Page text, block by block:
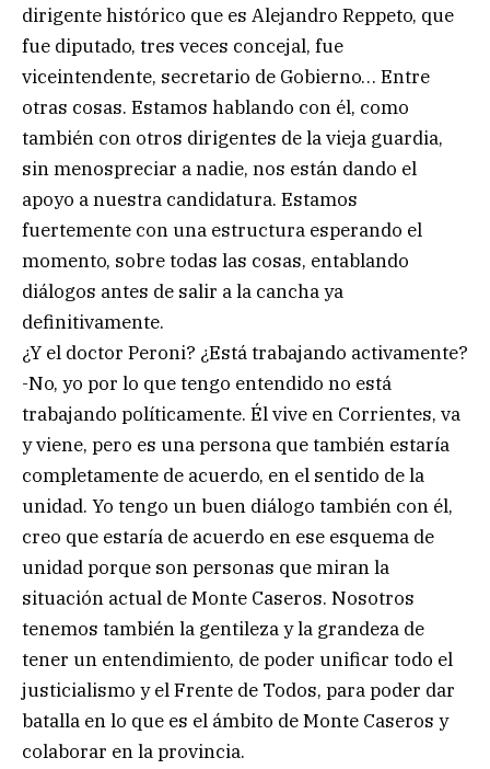
dirigente histórico que es Alejandro Reppeto, que
fue diputado, tres veces concejal, fue
viceintendente, secretario de Gobierno… Entre
otras cosas. Estamos hablando con él, como
también con otros dirigentes de la vieja guardia,
sin menospreciar a nadie, nos están dando el
apoyo a nuestra candidatura. Estamos
fuertemente con una estructura esperando el
momento, sobre todas las cosas, entablando
diálogos antes de salir a la cancha ya
definitivamente.
¿Y el doctor Peroni? ¿Está trabajando activamente?
-No, yo por lo que tengo entendido no está
trabajando políticamente. Él vive en Corrientes, va
y viene, pero es una persona que también estaría
completamente de acuerdo, en el sentido de la
unidad. Yo tengo un buen diálogo también con él,
creo que estaría de acuerdo en ese esquema de
unidad porque son personas que miran la
situación actual de Monte Caseros. Nosotros
tenemos también la gentileza y la grandeza de
tener un entendimiento, de poder unificar todo el
justicialismo y el Frente de Todos, para poder dar
batalla en lo que es el ámbito de Monte Caseros y
colaborar en la provincia.